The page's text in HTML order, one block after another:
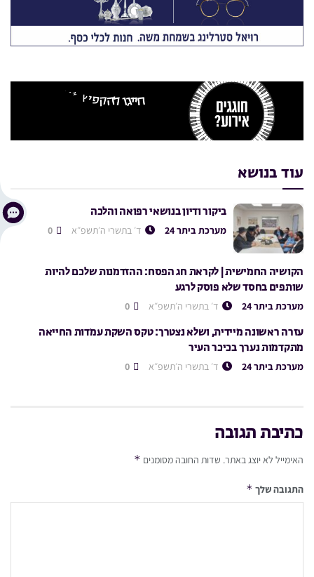
עוד בנושא
ביקור ודיון בנושאי רפואה והלכה
מערכת ביתר 24 ד׳ בתשרי ה׳תשפ״א
הקושיה החמישית | לקראת חג הפסח: ההזדמנות שלכם להיות
שותפים בחסד שלא פוסק לרגע
מערכת ביתר 24 ד׳ בתשרי ה׳תשפ״א
עזרה ראשונה מיידית, ושלא נצטרך: טקס השקת עמדות החייאה
מתקדמות נערך בכיכר העיר
מערכת ביתר 24 ד׳ בתשרי ה׳תשפ״א
כתיבת תגובה
האימייל לא יוצג באתר. שדות החובה מסומנים *
התגובה שלך *